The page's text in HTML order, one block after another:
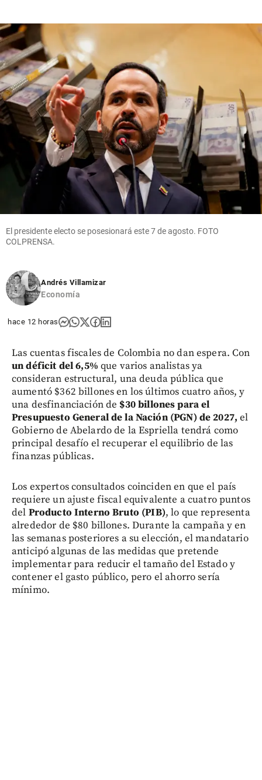
El presidente electo se posesionará este 7 de agosto. FOTO
COLPRENSA.
Andrés Villamizar
Economía
hace 12 horas
Las cuentas fiscales de Colombia no dan espera. Con
un déficit del 6,5% que varios analistas ya
consideran estructural, una deuda pública que
aumentó $362 billones en los últimos cuatro años, y
una desfinanciación de $30 billones para el
Presupuesto General de la Nación (PGN) de 2027, el
Gobierno de Abelardo de la Espriella tendrá como
principal desafío el recuperar el equilibrio de las
finanzas públicas.
Los expertos consultados coinciden en que el país
requiere un ajuste fiscal equivalente a cuatro puntos
del Producto Interno Bruto (PIB), lo que representa
alrededor de $80 billones. Durante la campaña y en
las semanas posteriores a su elección, el mandatario
anticipó algunas de las medidas que pretende
implementar para reducir el tamaño del Estado y
contener el gasto público, pero el ahorro sería
mínimo.